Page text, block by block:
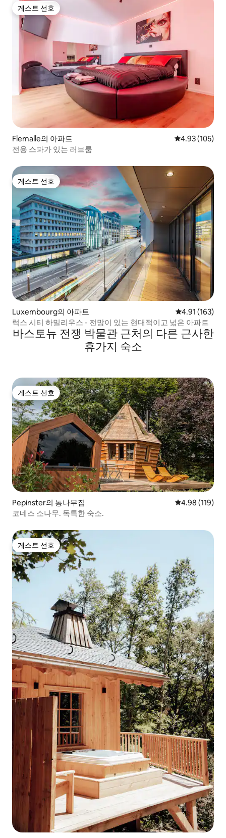
게스트 선호
게스트 선호
Flemalle의 아파트 평점 4.93점(5
4.93 (105)
전용 스파가 있는 러브룸
게스트 선호
게스트 선호
Luxembourg의 아파트 평점 4.91점(5
4.91 (163)
럭스 시티 하밀리우스 - 전망이 있는 현대적이고 넓은 아파트
바스토뉴 전쟁 박물관 근처의 다른 근사한
휴가지 숙소
게스트 선호
게스트 선호
Pepinster의 통나무집 평점 4.98점(5
4.98 (119)
코네스 소나무. 독특한 숙소.
게스트 선호
게스트 선호